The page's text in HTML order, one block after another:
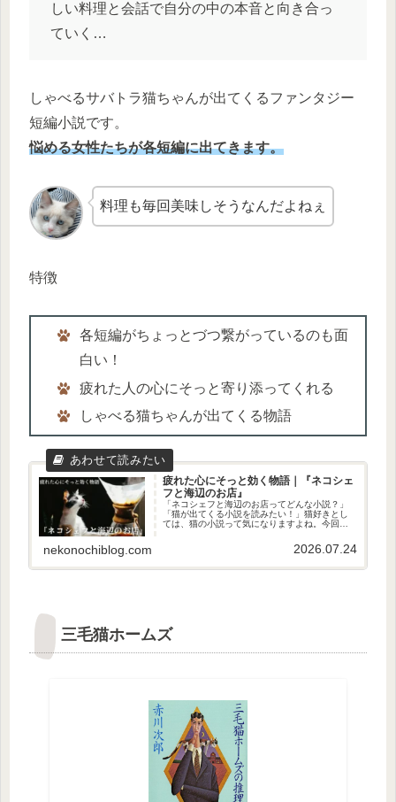
しい料理と会話で自分の中の本音と向き合っ
ていく…
しゃべるサバトラ猫ちゃんが出てくるファンタジー
短編小説です。
悩める女性たちが各短編に出てきます。
料理も毎回美味しそうなんだよねぇ
特徴
各短編がちょっとづつ繋がっているのも面
白い！
疲れた人の心にそっと寄り添ってくれる
しゃべる猫ちゃんが出てくる物語
疲れた心にそっと効く物語｜『ネコシェ
フと海辺のお店』
「ネコシェフと海辺のお店ってどんな小説？」
「猫が出てくる小説を読みたい！」猫好きとし
ては、猫の小説って気になりますよね。今回
店』をご紹介します！どうだった？疲れた心に
そっと寄り添ってくれるような小説で...
nekonochiblog.com 2026.07.24
三毛猫ホームズ